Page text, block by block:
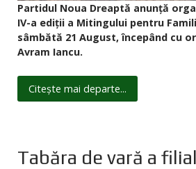
Partidul Noua Dreaptă anunță
IV-a ediții a Mitingului pentru
sâmbătă 21 August, începând cu
Avram Iancu.
Citește mai departe...
Tabăra de vară a